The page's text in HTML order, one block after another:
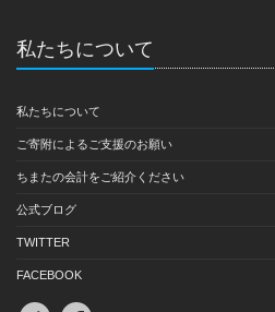
私たちについて
私たちについて
ご寄附によるご支援のお願い
ちまたの会計をご紹介ください
公式ブログ
TWITTER
FACEBOOK